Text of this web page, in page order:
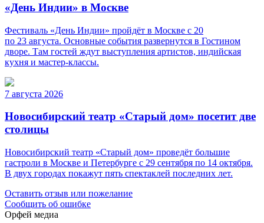
«День Индии» в Москве
Фестиваль «День Индии» пройдёт в Москве с 20
по 23 августа. Основные события развернутся в Гостином
дворе. Там гостей ждут выступления артистов, индийская
кухня и мастер-классы.
7 августа 2026
Новосибирский театр «Старый дом» посетит две
столицы
Новосибирский театр «Старый дом» проведёт большие
гастроли в Москве и Петербурге с 29 сентября по 14 октября.
В двух городах покажут пять спектаклей последних лет.
Оставить отзыв или пожелание
Сообщить об ошибке
Орфей медиа